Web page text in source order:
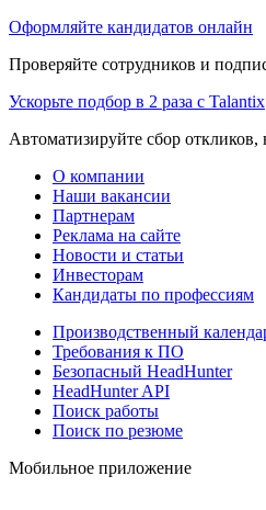
Оформляйте кандидатов онлайн
Проверяйте сотрудников и
Ускорьте подбор в 2 раза с Talantix
Автоматизируйте сбор откликов,
О компании
Наши вакансии
Партнерам
Реклама на сайте
Новости и статьи
Инвесторам
Кандидаты по профессиям
Производственный
Требования к ПО
Безопасный HeadHunter
HeadHunter API
Поиск работы
Поиск по резюме
Мобильное приложение